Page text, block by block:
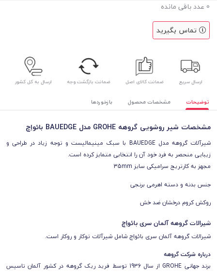
0 عدد باقی مانده
تماس بگیرید
ارسال سریع ضمانت کالای اصل ضمانت بازگشت وجه ارسال به کل کشور
توضیحات مشخصات محصول بازخوردها
مشخصات شیر روشویی گروهه GROHE مدل BAUEDGE بائواِچ
شیرآلات گروهه مدل BAUEDGE با سبک مینیمالیست و توجه زیاد در طراحی و
زیبایی منحصر به فرد خود آن را انتخابی متمایز کرده است.
مجهز به کارتریج سرامیکی سایز 35mm
جنس بدنه و دسته اهرمی برنجی
روکش کروم درخشان ضد خش
شیرالات گروهه آلمان سری بائواِچ
شیرالات گروهه آلمان سری بائواِچ شامل شیرآلات توکار و روکار است.
درباره شرکت گروهه
برند جهانی GROHE از سال 1936 توسط فرید ریک گروهه در کشور آلمان تاسیس